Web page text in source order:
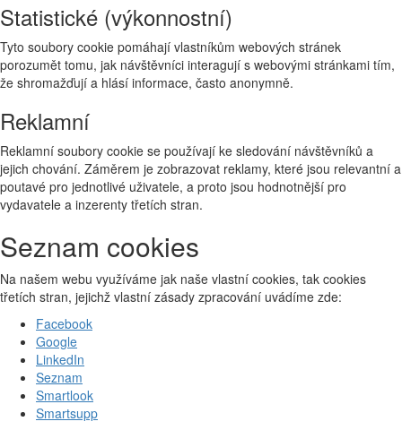
Statistické (výkonnostní)
Tyto soubory cookie pomáhají vlastníkům webových stránek
porozumět tomu, jak návštěvníci interagují s webovými stránkami tím,
že shromažďují a hlásí informace, často anonymně.
Reklamní
Reklamní soubory cookie se používají ke sledování návštěvníků a
jejich chování. Záměrem je zobrazovat reklamy, které jsou relevantní a
poutavé pro jednotlivé uživatele, a proto jsou hodnotnější pro
vydavatele a inzerenty třetích stran.
Seznam cookies
Na našem webu využíváme jak naše vlastní cookies, tak cookies
třetích stran, jejichž vlastní zásady zpracování uvádíme zde:
Facebook
Google
LinkedIn
Seznam
Smartlook
Smartsupp